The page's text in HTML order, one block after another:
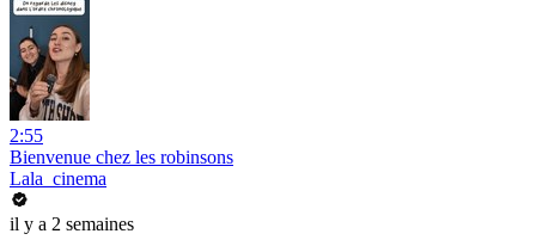
2:55
Bienvenue chez les robinsons
Lala_cinema
il y a 2 semaines